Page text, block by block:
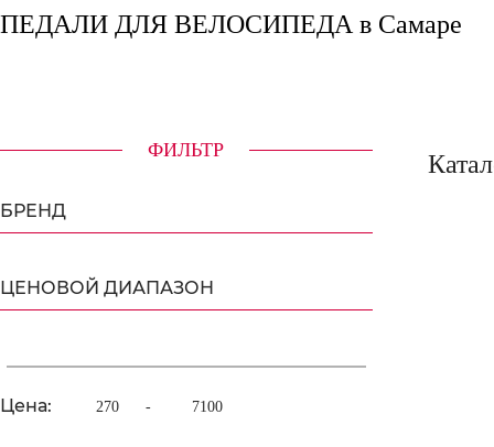
ПЕДАЛИ ДЛЯ ВЕЛОСИПЕДА в Самаре
ФИЛЬТР
БРЕНД
ЦЕНОВОЙ ДИАПАЗОН
Цена: -